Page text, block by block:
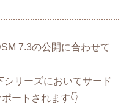
7.3の公開に合わせて
リーズにおいてサード
ートされます👇